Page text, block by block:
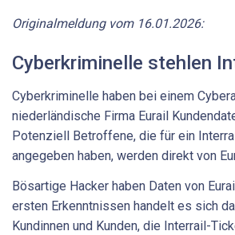
Originalmeldung vom 16.01.2026:
Cyberkriminelle stehlen
Cyberkriminelle haben bei einem
niederländische Firma Eurail
Potenziell Betroffene, die für ein
angegeben haben, werden direkt von
Bösartige Hacker haben Daten von
ersten Erkenntnissen handelt es sich
Kundinnen und Kunden, die Interrail-